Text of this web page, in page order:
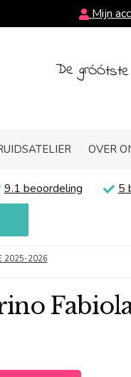
Mijn
De
OVER
9.1 beoordeling 5
2025-2026